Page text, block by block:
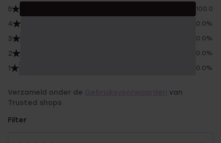
5 100.0%
4 0.0%
3 0.0%
2 0.0%
1 0.0%
Verzameld onder de
van
Trusted shops
Filter